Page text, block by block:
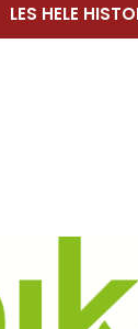
LES HELE